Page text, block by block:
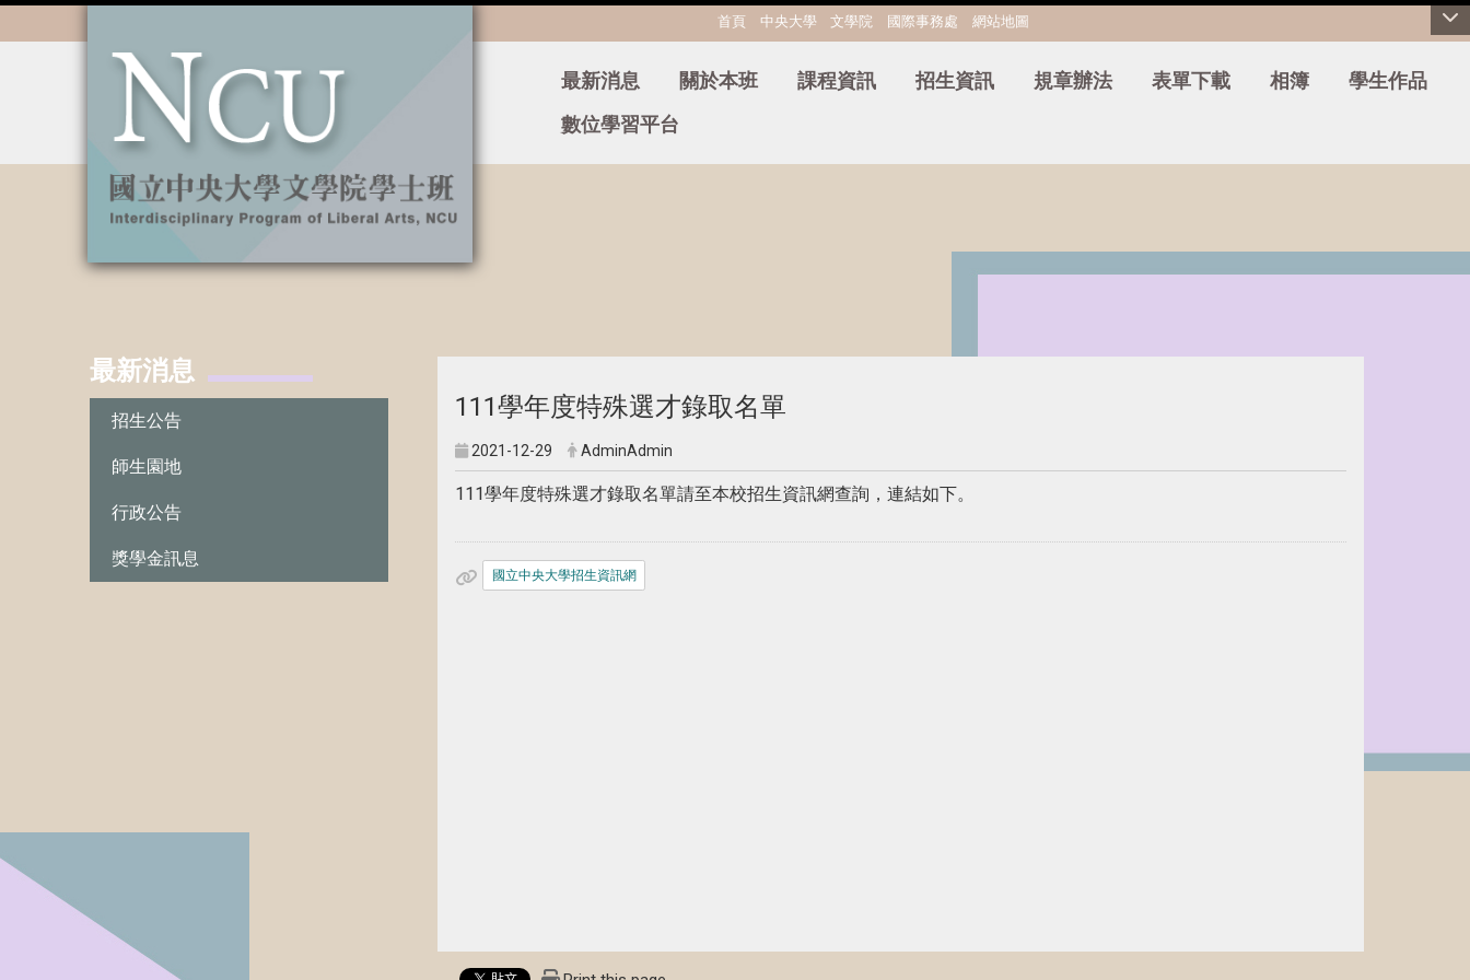
首頁 中央大學 文學院 國際事務處 網站地圖
最新消息 關於本班 課程資訊 招生資訊 規章辦法 表單下載 相簿
學生作品
數位學習平台
最新消息
招生公告
師生園地
行政公告
獎學金訊息
111學年度特殊選才錄取名單
2021-12-29 AdminAdmin
111學年度特殊選才錄取名單請至本校招生資訊網查詢，連結如下。
國立中央大學招生資訊網